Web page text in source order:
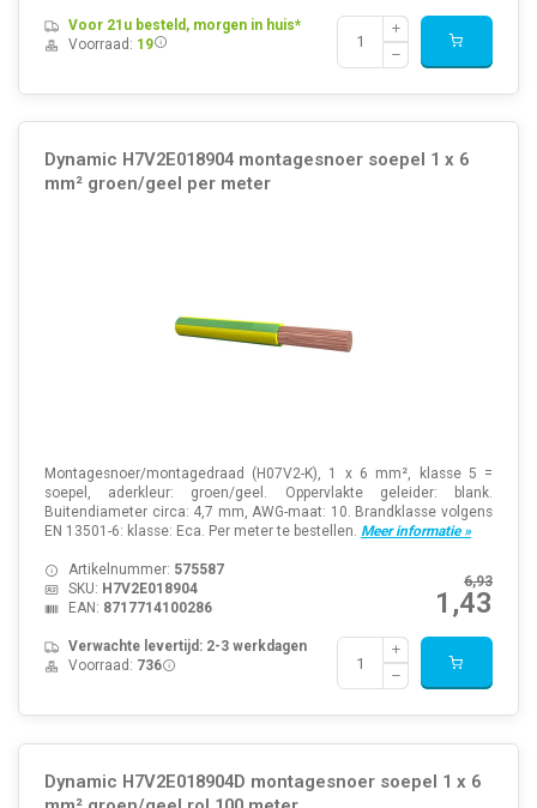
Voor 21u besteld, morgen in huis*
Voorraad: 19
Dynamic H7V2E018904 montagesnoer soepel 1 x 6
mm² groen/geel per meter
Montagesnoer/montagedraad (H07V2-K), 1 x 6 mm², klasse 5 =
soepel, aderkleur: groen/geel. Oppervlakte geleider: blank.
Buitendiameter circa: 4,7 mm, AWG-maat: 10. Brandklasse volgens
EN 13501-6: klasse: Eca. Per meter te bestellen. Meer informatie »
6,93
1,43
Artikelnummer: 575587
SKU: H7V2E018904
EAN: 8717714100286
Verwachte levertijd: 2-3 werkdagen
Voorraad: 736
Dynamic H7V2E018904D montagesnoer soepel 1 x 6